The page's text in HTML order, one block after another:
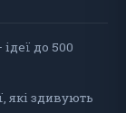
до 500
які здивують